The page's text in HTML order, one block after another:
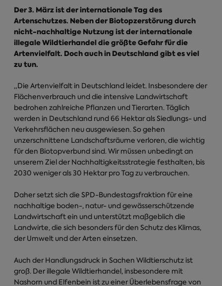
Der 3. März ist der internationale Tag des
Artenschutzes. Neben der Biotopzerstörung durch
nicht-nachhaltige Nutzung ist der internationale
illegale Wildtierhandel die größte Gefahr für die
Artenvielfalt. Doch auch in Deutschland gibt es viel
zu tun.
„Die Artenvielfalt in Deutschland leidet. Insbesondere der
Flächenverbrauch und die intensive Landwirtschaft
bedrohen zahlreiche Pflanzen und Tierarten. Täglich
werden in Deutschland rund 66 Hektar als Siedlungs- und
Verkehrsflächen neu ausgewiesen. So gehen
unzerschnittene Landschaftsräume verloren, die wichtig
für den Biotopverbund sind. Wir müssen unbedingt an
unserem Ziel der Nachhaltigkeitsstrategie festhalten, bis
2030 weniger als 30 Hektar pro Tag zu verbrauchen.
Daher setzt sich die SPD-Bundestagsfraktion für eine
nachhaltige boden-, natur- und gewässerschützende
Landwirtschaft ein und unterstützt maßgeblich die
Landwirte, die sich besonders für den Schutz des Klimas,
der Umwelt und der Arten einsetzen.
Auch der Handlungsdruck in Sachen Wildtierschutz ist
groß. Der illegale Wildtierhandel, insbesondere mit
Nashorn und Elfenbein ist zu einer Überlebensfrage von